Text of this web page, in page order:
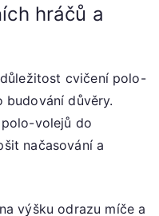
hráčů a
cvičení polo-
budování důvěry.
volejů do
načasování a
výšku odrazu míče a